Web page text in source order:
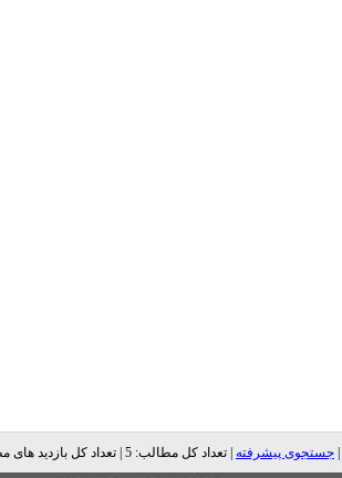
جستجوی پیشرفته | تعداد کل مطالب: 5 | تعداد کل بازدید های مطالب: 4,104 |